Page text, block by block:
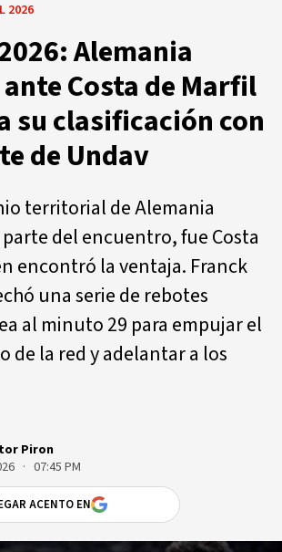
2026
Alemania
Costa de Marfil
su clasificación con
de Undav
territorial de Alemania
del encuentro, fue Costa
encontró la ventaja. Franck
una serie de rebotes
al minuto 29 para empujar el
de la red y adelantar a los
Piron
· 07:45 PM
ACENTO EN